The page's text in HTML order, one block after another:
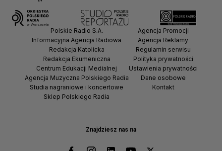
Znajdziesz nas na
Polskie Radio S.A.
Informacyjna Agencja Radiowa
Redakcja Katolicka
Redakcja Ekumeniczna
Centrum Edukacji Medialnej
Agencja Muzyczna Polskiego Radia
Studia nagraniowe i koncertowe
Sklep Polskiego Radia
Agencja Promocji
Agencja Reklamy
Regulamin serwisu
Polityka prywatności
Ustawienia prywatności
Dane osobowe
Kontakt